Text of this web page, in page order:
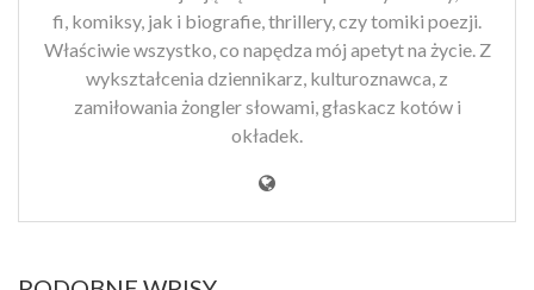
fi, komiksy, jak i biografie, thrillery, czy tomiki poezji.
Właściwie wszystko, co napędza mój apetyt na życie. Z
wykształcenia dziennikarz, kulturoznawca, z
zamiłowania żongler słowami, głaskacz kotów i
okładek.